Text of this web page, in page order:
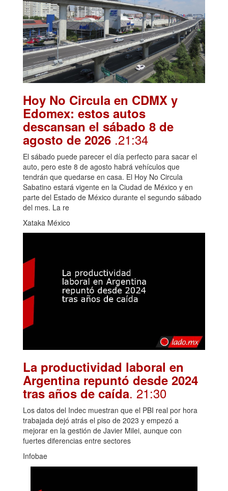
Hoy No Circula en CDMX y
Edomex: estos autos
descansan el sábado 8 de
agosto de 2026 .21:34
El sábado puede parecer el día perfecto para sacar el
auto, pero este 8 de agosto habrá vehículos que
tendrán que quedarse en casa. El Hoy No Circula
Sabatino estará vigente en la Ciudad de México y en
parte del Estado de México durante el segundo sábado
del mes. La re
Xataka México
La productividad laboral en
Argentina repuntó desde 2024
tras años de caída. 21:30
Los datos del Indec muestran que el PBI real por hora
trabajada dejó atrás el piso de 2023 y empezó a
mejorar en la gestión de Javier Milei, aunque con
fuertes diferencias entre sectores
Infobae